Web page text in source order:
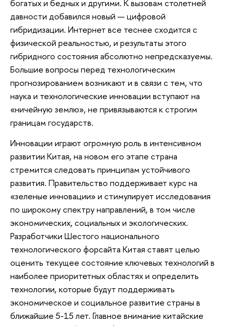
богатых и бедных и другими. К вызовам столетней
давности добавился новый — цифровой
гибридизации. Интернет все теснее сходится с
физической реальностью, и результаты этого
гибридного состояния абсолютно непредсказуемы.
Большие вопросы перед технологическим
прогнозированием возникают и в связи с тем, что
наука и технологические инновации вступают на
«ничейную землю», не привязываются к строгим
границам государств.
Инновации играют огромную роль в интенсивном
развитии Китая, на новом его этапе страна
стремится следовать принципам устойчивого
развития. Правительство поддерживает курс на
«зеленые инновации» и стимулирует исследования
по широкому спектру направлений, в том числе
экономических, социальных и экологических.
Разработчики Шестого национального
технологического форсайта Китая ставят целью
оценить текущее состояние ключевых технологий в
наиболее приоритетных областях и определить
технологии, которые будут поддерживать
экономическое и социальное развитие страны в
ближайшие 5-15 лет. Главное внимание китайские